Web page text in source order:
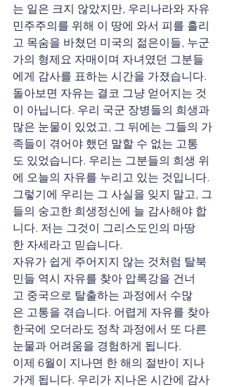
는 일은 크지 않았지만, 우리나라와 자유
민주주의를 위해 이 땅에 와서 피를 흘리
고 목숨을 바쳤던 미국의 젊은이들, 누군
가의 형제요 자매이며 자녀였던 그분들
에게 감사를 표하는 시간을 가졌습니다.
돌아보면 자유는 결코 그냥 얻어지는 것
이 아닙니다. 우리 국군 장병들의 희생과
많은 눈물이 있었고, 그 뒤에는 그들의 가
족들이 겪어야 했던 말할 수 없는 고통
도 있었습니다. 우리는 그분들의 희생 위
에 오늘의 자유를 누리고 있는 것입니다.
그렇기에 우리는 그 사실을 잊지 말고, 그
들의 숭고한 희생정신에 늘 감사해야 합
니다. 저는 그것이 그리스도인의 마땅
한 자세라고 믿습니다.
자유가 쉽게 주어지지 않는 것처럼 탈북
민들 역시 자유를 찾아 압록강을 건너
고 중국으로 탈출하는 과정에서 수많
은 고통을 겪습니다. 어렵게 자유를 찾아
한국에 오더라도 정착 과정에서 또 다른
눈물과 어려움을 경험하게 됩니다.
이제 6월이 지나면 한 해의 절반이 지나
가게 됩니다. 우리가 지나온 시간에 감사